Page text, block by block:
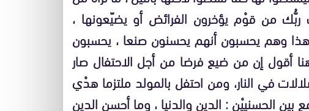
من قوْم يؤخرون الفرائض أو يضيّعونها ،
وهم يحسبون أنهم يحسنون صنعا ، يحسبون
أقول إن من ضيع فرضا من أجل الاحتفال صار
في النار، ومن احتفل بالمولد ملتزما هدْي
الحسنييْن : الدين والدنيا ، وما أحسن الدين